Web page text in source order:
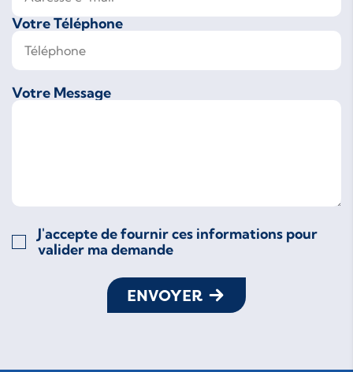
Votre Téléphone
Votre Message
J'accepte de fournir ces informations pour
valider ma demande
ENVOYER